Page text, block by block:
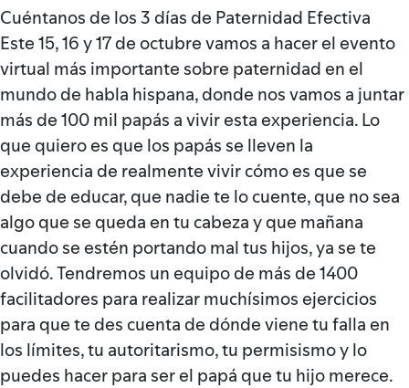
Cuéntanos de los 3 días de Paternidad Efectiva
Este 15, 16 y 17 de octubre vamos a hacer el evento
virtual más importante sobre paternidad en el
mundo de habla hispana, donde nos vamos a juntar
más de 100 mil papás a vivir esta experiencia. Lo
que quiero es que los papás se lleven la
experiencia de realmente vivir cómo es que se
debe de educar, que nadie te lo cuente, que no sea
algo que se queda en tu cabeza y que mañana
cuando se estén portando mal tus hijos, ya se te
olvidó. Tendremos un equipo de más de 1400
facilitadores para realizar muchísimos ejercicios
para que te des cuenta de dónde viene tu falla en
los límites, tu autoritarismo, tu permisismo y lo
puedes hacer para ser el papá que tu hijo merece.